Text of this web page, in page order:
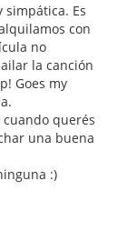
Es
con
no
la canción
Goes my
querés
una buena
:)